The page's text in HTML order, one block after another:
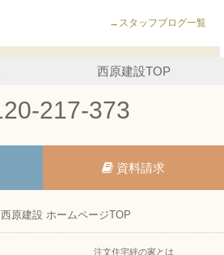
→スタッフブログ一覧
西原建設TOP
217-373
資料請求
原建設 ホームページTOP
注文住宅絆の家とは